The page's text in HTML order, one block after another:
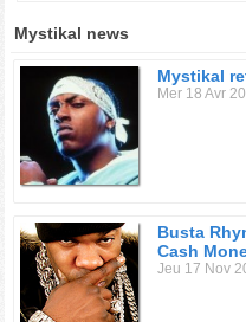
titres comme "Danger"
"Bouncin' Back".
En 2003, Mystikal avait
Limit Records, mais il est
Biographie de sgtcruz
Mystikal news
Mystikal
Mer 18 Avr
Busta
Cash
Jeu 17 Nov